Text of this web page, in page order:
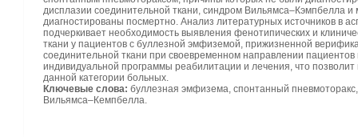
дисплазии соединительной ткани, синдром Вильямса–Кэмпбелла и
диагностированы посмертно. Анализ литературных источников в
подчеркивает необходимость выявления фенотипических и
ткани у пациентов с буллезной эмфиземой, прижизненной
соединительной ткани при своевременном направлении пациентов
индивидуальной программы реабилитации и лечения, что
данной категории больных.
Ключевые слова: буллезная эмфизема, спонтанный
Вильямса–Кемпбелла.